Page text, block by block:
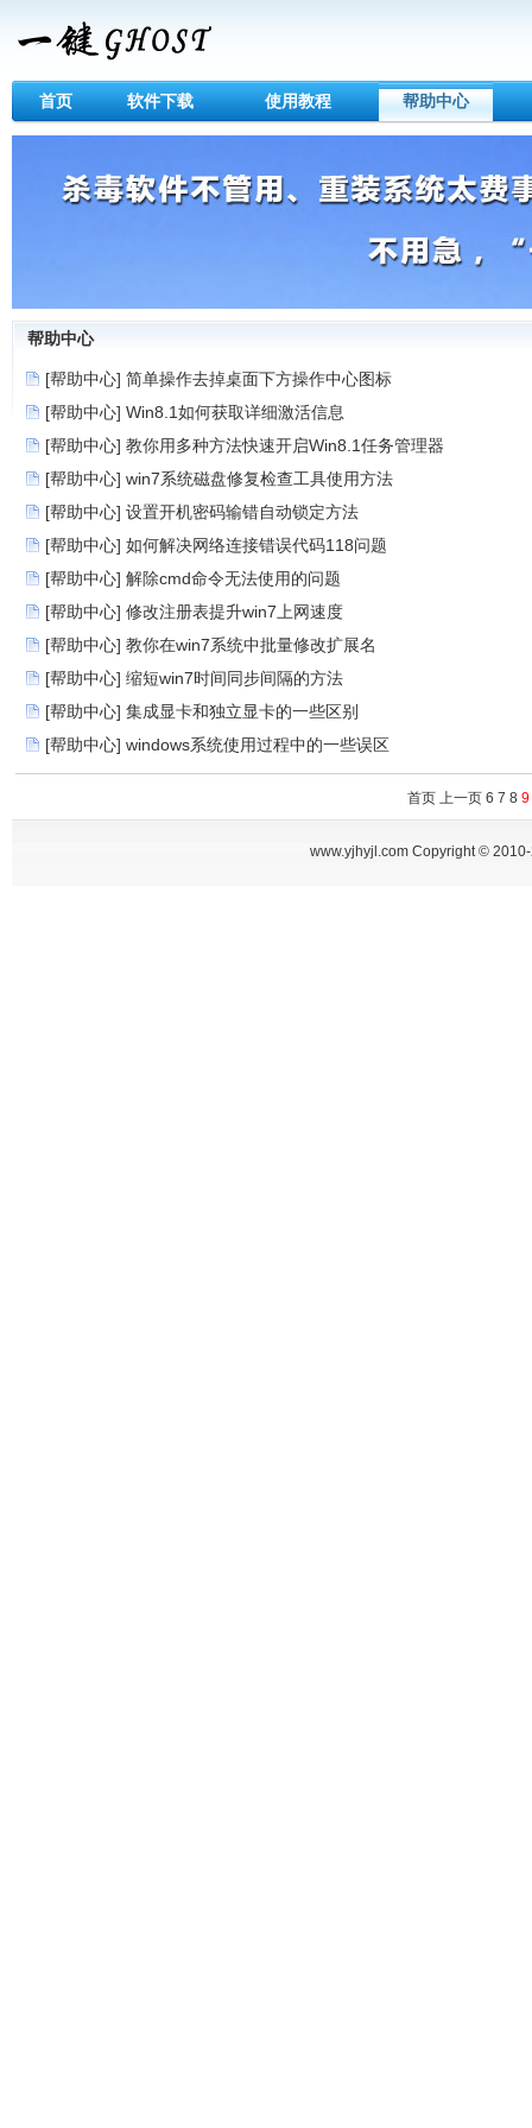
首页 软件下载 使用教程 帮助中心
帮助中心
[帮助中心] 简单操作去掉桌面下方操作中心图标
[帮助中心] Win8.1如何获取详细激活信息
[帮助中心] 教你用多种方法快速开启Win8.1任务管理器
[帮助中心] win7系统磁盘修复检查工具使用方法
[帮助中心] 设置开机密码输错自动锁定方法
[帮助中心] 如何解决网络连接错误代码118问题
[帮助中心] 解除cmd命令无法使用的问题
[帮助中心] 修改注册表提升win7上网速度
[帮助中心] 教你在win7系统中批量修改扩展名
[帮助中心] 缩短win7时间同步间隔的方法
[帮助中心] 集成显卡和独立显卡的一些区别
[帮助中心] windows系统使用过程中的一些误区
首页 上一页 6 7 8 9
www.yjhyjl.com Copyright ©